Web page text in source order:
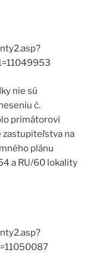
nie sú
č.
primátorovi
zastupiteľstva na
plánu
a RU/60 lokality